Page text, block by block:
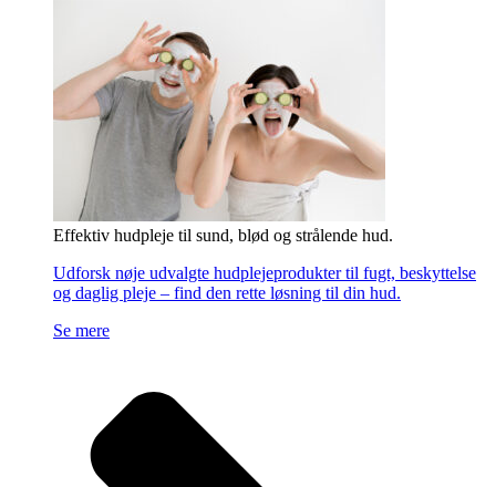
Effektiv hudpleje til sund, blød og strålende hud.
Udforsk nøje udvalgte hudplejeprodukter til fugt, beskyttelse
og daglig pleje – find den rette løsning til din hud.
Se mere